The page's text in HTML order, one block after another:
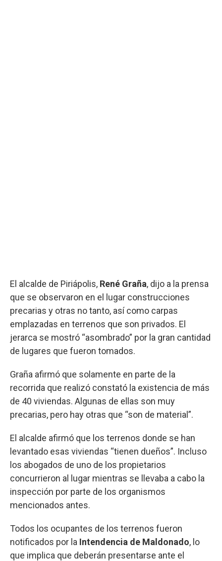
El alcalde de Piriápolis, René Graña, dijo a la prensa
que se observaron en el lugar construcciones
precarias y otras no tanto, así como carpas
emplazadas en terrenos que son privados. El
jerarca se mostró “asombrado” por la gran cantidad
de lugares que fueron tomados.
Graña afirmó que solamente en parte de la
recorrida que realizó constató la existencia de más
de 40 viviendas. Algunas de ellas son muy
precarias, pero hay otras que “son de material”.
El alcalde afirmó que los terrenos donde se han
levantado esas viviendas “tienen dueños”. Incluso
los abogados de uno de los propietarios
concurrieron al lugar mientras se llevaba a cabo la
inspección por parte de los organismos
mencionados antes.
Todos los ocupantes de los terrenos fueron
notificados por la Intendencia de Maldonado, lo
que implica que deberán presentarse ante el